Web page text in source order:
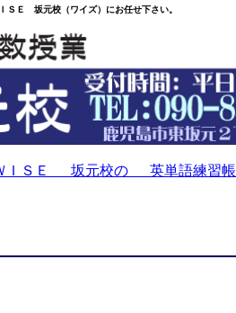
坂元校（ワイズ）にお任せ下さい。
ＳＥ 坂元校の 英単語練習帳